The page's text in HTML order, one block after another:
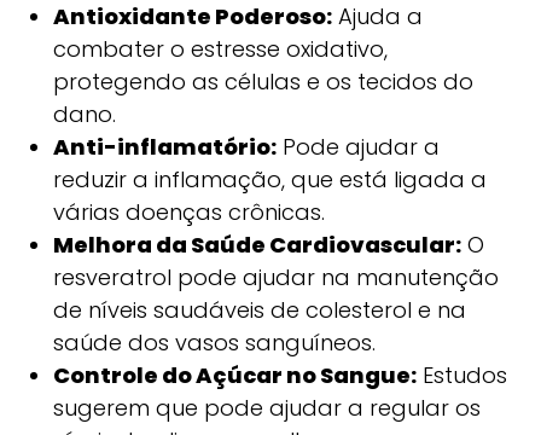
Antioxidante Poderoso:Ajuda a
combater o estresse oxidativo,
protegendo as células e os tecidos do
dano.
Anti-inflamatório:Pode ajudar a
reduzir a inflamação, que está ligada a
várias doenças crônicas.
Melhora da Saúde Cardiovascular:O
resveratrol pode ajudar na manutenção
de níveis saudáveis de colesterol e na
saúde dos vasos sanguíneos.
Controle do Açúcar no Sangue:Estudos
sugerem que pode ajudar a regular os